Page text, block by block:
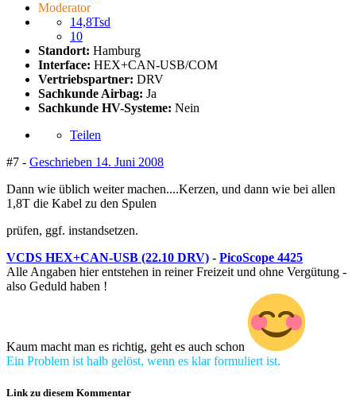
Moderator
14,8Tsd
10
Standort: Hamburg
Interface: HEX+CAN-USB/COM
Vertriebspartner: DRV
Sachkunde Airbag: Ja
Sachkunde HV-Systeme: Nein
Teilen
#7 - Geschrieben 14. Juni 2008
Dann wie üblich weiter machen....Kerzen, und dann wie bei allen
1,8T die Kabel zu den Spulen
prüfen, ggf. instandsetzen.
VCDS HEX+CAN-USB (22.10 DRV) - PicoScope 4425
Alle Angaben hier entstehen in reiner Freizeit und ohne Vergütung -
also Geduld haben !
Kaum macht man es richtig, geht es auch schon
Ein Problem ist halb gelöst, wenn es klar formuliert ist.
Link zu diesem Kommentar